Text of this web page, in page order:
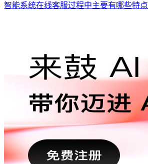
智能系统在线客服过程中主要有哪些特点